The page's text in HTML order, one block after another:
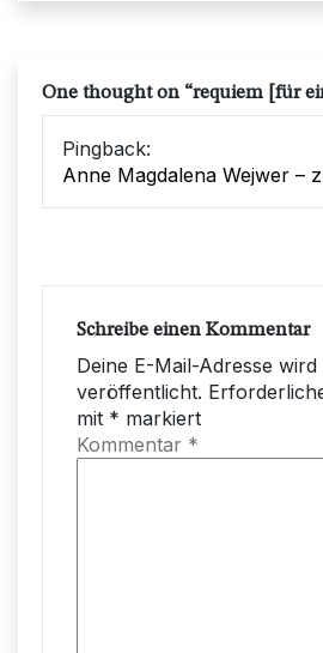
One thought on “requiem [für
Pingback:
Anne Magdalena Wejwer –
Schreibe einen Kommentar
Deine E-Mail-Adresse
veröffentlicht.
mit * markiert
Kommentar *